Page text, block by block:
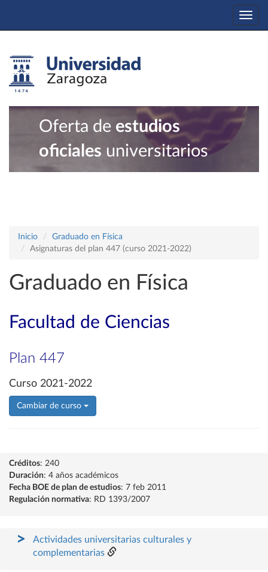
Oferta de estudios
oficiales universitarios
Inicio
Graduado en Física
Asignaturas del plan 447 (curso 2021-2022)
Graduado en Física
Facultad de Ciencias
Plan 447
Curso 2021-2022
Cambiar de curso
Créditos: 240
Duración: 4 años académicos
Fecha BOE de plan de estudios: 7 feb 2011
Regulación normativa: RD 1393/2007
Actividades universitarias culturales y
complementarias